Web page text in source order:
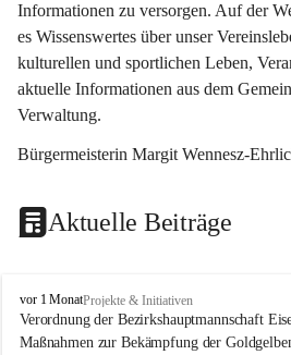
Informationen zu versorgen. Auf der
es Wissenswertes über unser
kulturellen und sportlichen Leben,
aktuelle Informationen aus dem
Verwaltung.
Bürgermeisterin Margit Wennesz-
Aktuelle Beiträge
O
s
l
vor 1 MonatProjekte & Initiativen
Verordnung der Bezirkshauptmannschaft
Maßnahmen zur Bekämpfung der